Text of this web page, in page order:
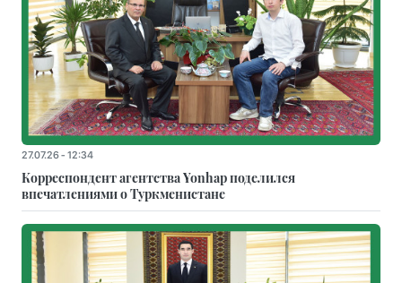
27.07.26 - 12:34
Корреспондент агентства Yonhap поделился
впечатлениями о Туркменистане